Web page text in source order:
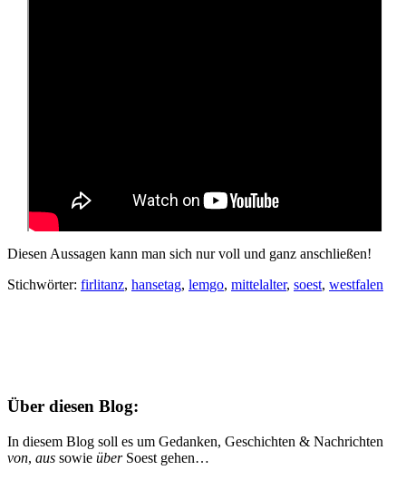
Diesen Aussagen kann man sich nur voll und ganz anschließen!
Stichwörter: firlitanz, hansetag, lemgo, mittelalter, soest, westfalen
Über diesen Blog:
In diesem Blog soll es um Gedanken, Geschichten & Nachrichten
von, aus sowie überSoest gehen…